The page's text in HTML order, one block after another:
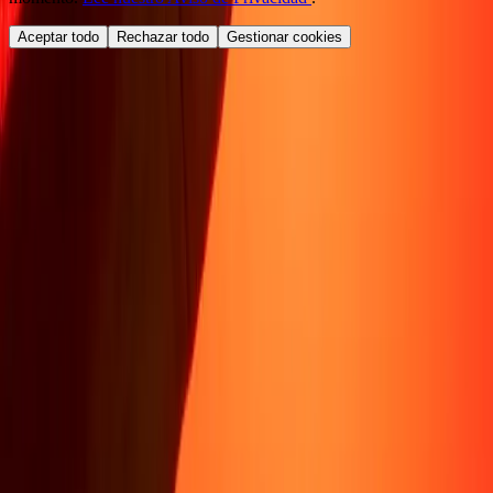
Aceptar todo Rechazar todo Gestionar cookies